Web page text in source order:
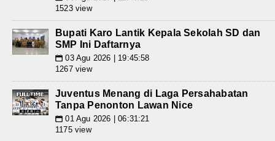
1523 view
Bupati Karo Lantik Kepala Sekolah SD dan
SMP Ini Daftarnya
📅 03 Agu 2026 | 19:45:58
1267 view
Juventus Menang di Laga Persahabatan
Tanpa Penonton Lawan Nice
📅 01 Agu 2026 | 06:31:21
1175 view